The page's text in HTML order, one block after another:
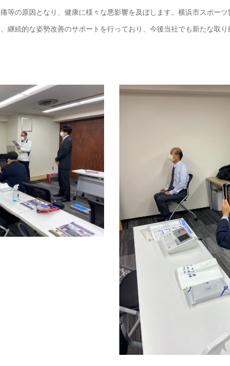
等の原因となり、健康に様々な悪影響を及ぼします。横浜市スポー
継続的な姿勢改善のサポートを行っており、今後当社でも新たな取